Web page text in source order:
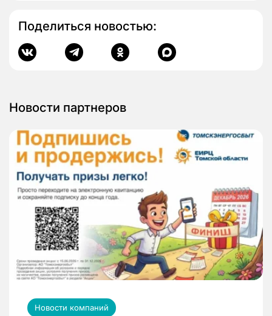
Поделиться новостью:
Новости партнеров
Новости компаний